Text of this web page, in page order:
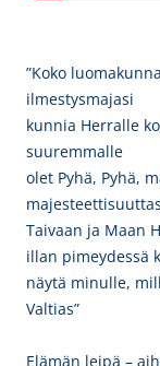
”Koko
ilmestysmajasi
kunnia Herralle
suuremmalle
olet Pyhä, Pyhä,
Taivaan ja Maan
illan pimeydessä
näytä minulle,
Valtias”
Elämän leipä –